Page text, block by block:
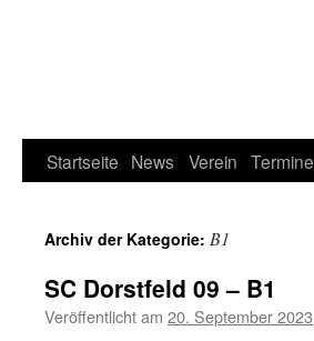
Startseite News Verein Termine
Archiv der Kategorie: B1
SC Dorstfeld 09 – B1
Veröffentlicht am 20. September 2023